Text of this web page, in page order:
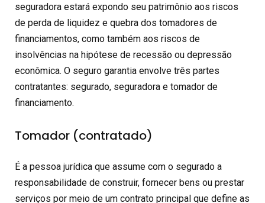
seguradora estará expondo seu patrimônio aos riscos
de perda de liquidez e quebra dos tomadores de
financiamentos, como também aos riscos de
insolvências na hipótese de recessão ou depressão
econômica. O seguro garantia envolve três partes
contratantes: segurado, seguradora e tomador de
financiamento.
Tomador (contratado)
É a pessoa jurídica que assume com o segurado a
responsabilidade de construir, fornecer bens ou prestar
serviços por meio de um contrato principal que define as